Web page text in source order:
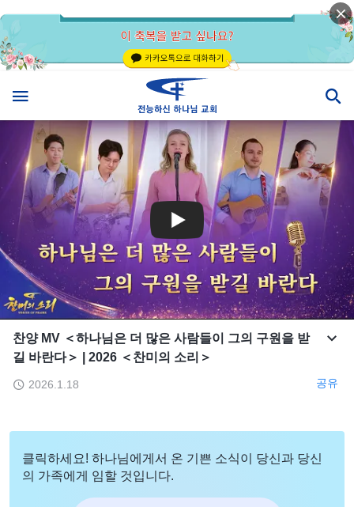
찬양 MV ＜하나님은 더 많은 사람들이 그의 구원을 받
길 바란다＞ | 2026 ＜찬미의 소리＞
2026.1.18 공유
클릭하세요! 하나님에게서 온 기쁜 소식이 당신과 당신
의 가족에게 임할 것입니다.